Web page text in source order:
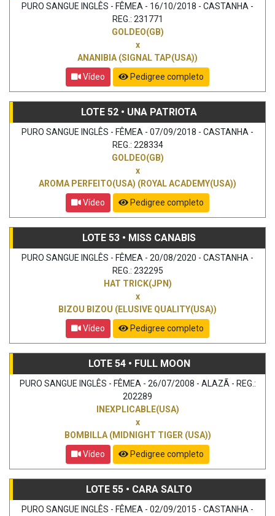
PURO SANGUE INGLÊS - FÊMEA - 16/10/2018 - CASTANHA -
REG.: 231771
GOLDEO(GB)
x
ANANIBIA (SIGNAL TAP(USA))
Vídeo
Pedigree completo
LOTE 52 • UNA PATRIOTA
PURO SANGUE INGLÊS - FÊMEA - 07/09/2018 - CASTANHA -
REG.: 228334
GOLDEO(GB)
x
AROMA PERFEITO(USA) (ROYAL ACADEMY(USA))
Vídeo
Pedigree completo
LOTE 53 • MISS CANABIS
PURO SANGUE INGLÊS - FÊMEA - 20/08/2020 - CASTANHA -
REG.: 232295
HAT TRICK(JPN)
x
BIZOU BIZOU (ELUSIVE QUALITY(USA))
Vídeo
Pedigree completo
LOTE 54 • FULL MOON
PURO SANGUE INGLÊS - FÊMEA - 26/07/2008 - ALAZÃ - REG.:
202289
INEXPLICABLE(USA)
x
BOMBILLA (MIDNIGHT TIGER (USA))
Vídeo
Pedigree completo
LOTE 55 • CARA SALTO
PURO SANGUE INGLÊS - FÊMEA - 02/09/2015 - CASTANHA -